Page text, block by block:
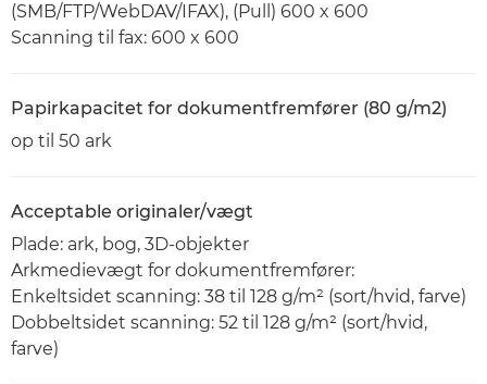
(SMB/FTP/WebDAV/IFAX), (Pull) 600 x 600
Scanning til fax: 600 x 600
Papirkapacitet for dokumentfremfører (80 g/m2)
op til 50 ark
Acceptable originaler/vægt
Plade: ark, bog, 3D-objekter
Arkmedievægt for dokumentfremfører:
Enkeltsidet scanning: 38 til 128 g/m² (sort/hvid, farve)
Dobbeltsidet scanning: 52 til 128 g/m² (sort/hvid,
farve)